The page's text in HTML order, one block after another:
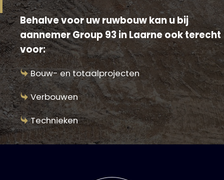
Behalve voor uw ruwbouw kan u bij
aannemer Group 93 in Laarne ook terecht
voor:
Bouw- en totaalprojecten
Verbouwen
Technieken